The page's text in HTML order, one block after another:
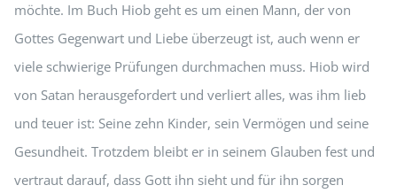
möchte. Im Buch Hiob geht es um einen Mann, der von
Gottes Gegenwart und Liebe überzeugt ist, auch wenn er
viele schwierige Prüfungen durchmachen muss. Hiob wird
von Satan herausgefordert und verliert alles, was ihm lieb
und teuer ist: Seine zehn Kinder, sein Vermögen und seine
Gesundheit. Trotzdem bleibt er in seinem Glauben fest und
vertraut darauf, dass Gott ihn sieht und für ihn sorgen